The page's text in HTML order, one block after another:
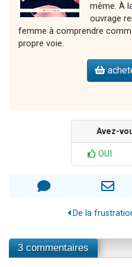
même. À
ouvrage
femme à comprendre
propre voie.
Avez-
OUI
De la
3 commentaires